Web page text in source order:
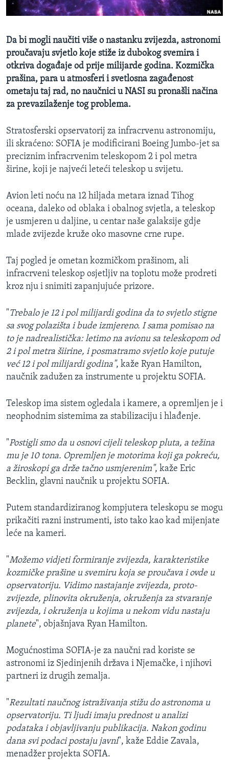
MAGAZIN
Learning English
PRATITE NAS
Jezici
Da bi mogli naučiti više o nastanku zvijezda, astronomi
proučavaju svjetlo koje stiže iz dubokog svemira i
otkriva događaje od prije milijarde godina. Kozmička
prašina, para u atmosferi i svetlosna zagađenost
ometaju taj rad, no naučnici u NASI su pronašli načina
za prevazilaženje tog problema.
Stratosferski opservatorij za infracrvenu astronomiju,
ili skraćeno: SOFIA je modificirani Boeing Jumbo-jet sa
preciznim infracrvenim teleskopom 2 i pol metra
širine, koji je najveći leteći teleskop u svijetu.
Avion leti noću na 12 hiljada metara iznad Tihog
oceana, daleko od oblaka i obalnog svjetla, a teleskop
je usmjeren u daljine, u centar naše galaksije gdje
mlade zvijezde kruže oko masovne crne rupe.
Taj pogled je ometan kozmičkom prašinom, ali
infracrveni teleskop osjetljiv na toplotu može prodreti
kroz nju i snimiti zapanjujuće prizore.
"Trebalo je 12 i pol milijardi godina da to svjetlo stigne
sa svog polazišta i bude izmjereno. I sama pomisao na
to je nadrealistička: letimo na avionu sa teleskopom od
2 i pol metra šiirine, i posmatramo svjetlo koje putuje
već 12 i pol milijardi godina", kaže Ryan Hamilton,
naučnik zadužen za instrumente u projektu SOFIA.
Teleskop ima sistem ogledala i kamere, a opremljen je i
neophodnim sistemima za stabilizaciju i hlađenje.
"Postigli smo da u osnovi cijeli teleskop pluta, a težina
mu je 10 tona. Opremljen je motorima koji ga pokreću,
a žiroskopi ga drže tačno usmjerenim", kaže Eric
Becklin, glavni naučnik u projektu SOFIA.
Putem standardiziranog kompjutera teleskopu se mogu
prikačiti razni instrumenti, isto tako kao kad mijenjate
leće na kameri.
"Možemo vidjeti formiranje zvijezda, karakteristike
kozmičke prašine u svemiru koja se proučava i ovde u
opservatoriju. Vidimo nastajanje zvijezda, proto-
zvijezde, plinovita okruženja, okruženja za stvaranje
zvijezda, i okruženja u kojima u nekom vidu nastaju
planete", objašnjava Ryan Hamilton.
Mogućnostima SOFIA-je za naučni rad koriste se
astronomi iz Sjedinjenih država i Njemačke, i njihovi
partneri iz drugih zemalja.
"Rezultati naučnog istraživanja stižu do astronoma u
opservatoriju. Ti ljudi imaju prednost u analizi
podataka i objavljivanju publikacija. Nakon godinu
dana svi podaci postaju javni", kaže Eddie Zavala,
menadžer projekta SOFIA.